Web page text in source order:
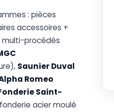
: pièces
accessoires +
multi-procédés
Saunier Duval
Romeo
Saint-
acier moulé